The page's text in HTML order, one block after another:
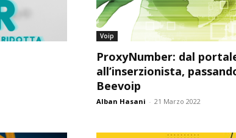
Voip
ProxyNumber: dal
all’inserzionista,
Beevoip
Alban Hasani - 21 Marzo 2022